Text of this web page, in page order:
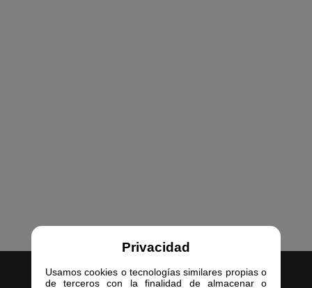
Privacidad
Usamos cookies o tecnologías similares propias o
de terceros con la finalidad de almacenar o